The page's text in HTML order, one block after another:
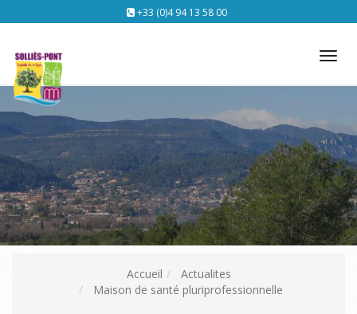
+33 (0)4 94 13 58 00
Accueil
Actualites
Maison de santé pluriprofessionnelle